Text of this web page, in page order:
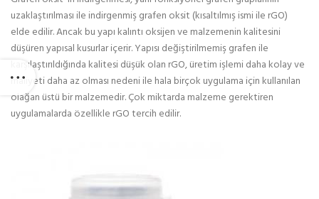
uzaklaştırılması ile indirgenmiş grafen oksit (kısaltılmış ismi ile rGO)
elde edilir. Ancak bu yapı kalıntı oksijen ve malzemenin kalitesini
düşüren yapısal kusurlar içerir. Yapısı değiştirilmemiş grafen ile
karşılaştırıldığında kalitesi düşük olan rGO, üretim işlemi daha kolay ve
maliyeti daha az olması nedeni ile hala birçok uygulama için kullanılan
olağan üstü bir malzemedir. Çok miktarda malzeme gerektiren
uygulamalarda özellikle rGO tercih edilir.